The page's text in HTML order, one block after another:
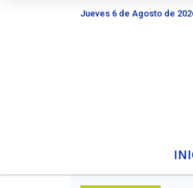
Jueves 6 de Agosto de
Hoy es Jueves